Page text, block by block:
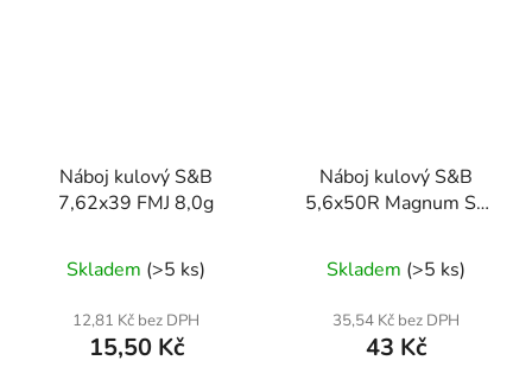
Náboj kulový S&B
7,62x39 FMJ 8,0g
Skladem (>5 ks)
12,81 Kč bez DPH
15,50 Kč
Náboj kulový S&B
5,6x50R Magnum SP
Skladem (>5 ks)
35,54 Kč bez DPH
43 Kč